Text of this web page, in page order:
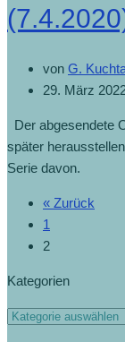
von G.
29. März
Der abgesendete
später
Serie davon.
« Zurück
1
2
Kategorien